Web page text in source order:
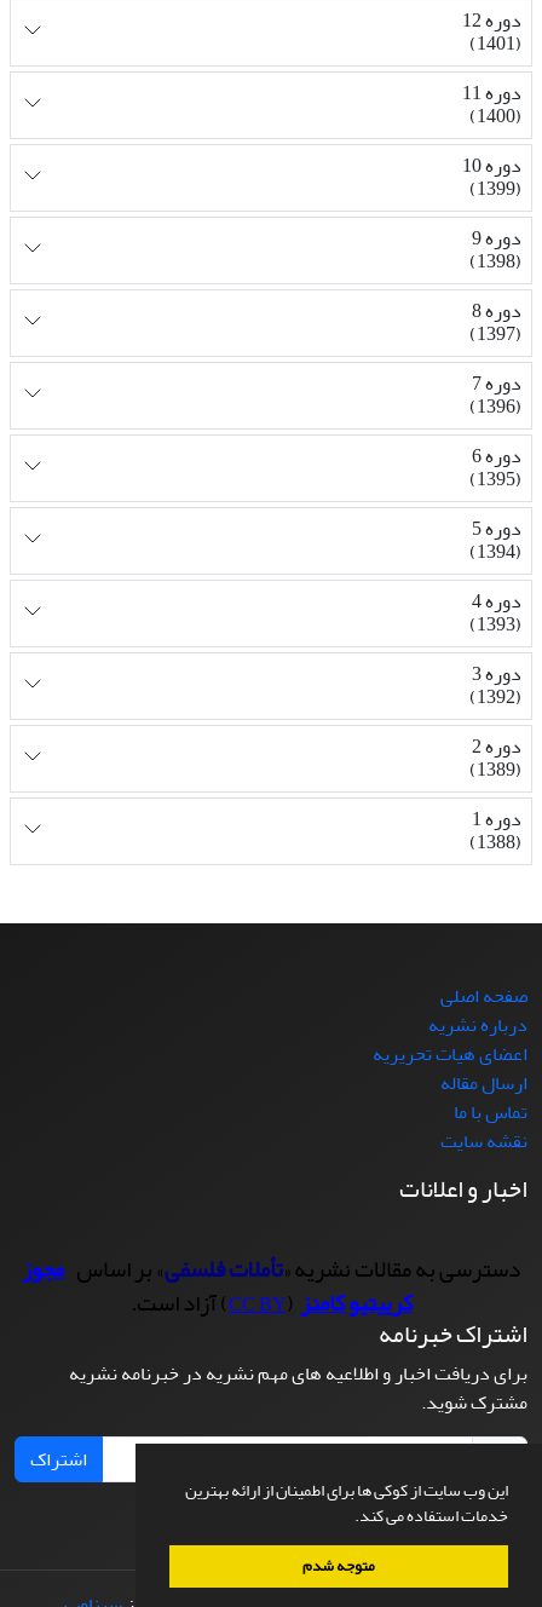
این وب سایت از کوکی ها برای اطمینان از ارائه بهترین
خدمات استفاده می کند.
متوجه شدم
دوره 12
(1401)
دوره 11
(1400)
دوره 10
(1399)
دوره 9
(1398)
دوره 8
(1397)
دوره 7
(1396)
دوره 6
(1395)
دوره 5
(1394)
دوره 4
(1393)
دوره 3
(1392)
دوره 2
(1389)
دوره 1
(1388)
صفحه اصلی
درباره نشریه
اعضای هیات تحریریه
ارسال مقاله
تماس با ما
نقشه سایت
اخبار و اعلانات
دسترسی به مقالات نشریه «تأملات فلسفی» بر اساس مجوز
کرییتیو کامنز(
CC BY) آزاد است.
اشتراک خبرنامه
برای دریافت اخبار و اطلاعیه های مهم نشریه در خبرنامه نشریه
مشترک شوید.
اشتراک